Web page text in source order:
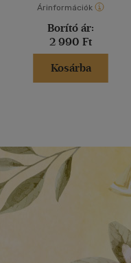
Árinformációk
Borító ár:
2 990 Ft
Kosárba